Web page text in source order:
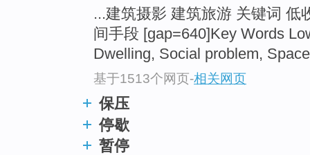
...建筑摄影 建筑旅游 关键词 低
间手段 [gap=640]Key Words
Dwelling, Social problem,
基于1513个网页-相关网页
保压
停歇
暂停